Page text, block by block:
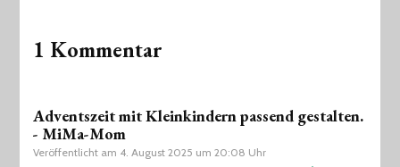
1 Kommentar
Adventszeit mit Kleinkindern passend gestalten.
- MiMa-Mom
Veröffentlicht am 4. August 2025 um 20:08 Uhr